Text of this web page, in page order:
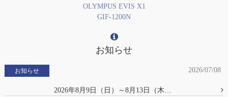
OLYMPUS EVIS X1
GIF-1200N
お知らせ
2026/07/08
お知らせ
2026年8月9日（日）～8月13日（木…